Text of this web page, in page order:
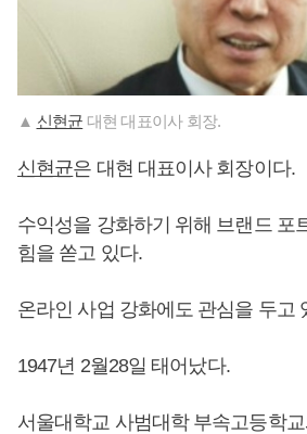
▲ 신현균 대현 대표이사 회장.
신현균은 대현 대표이사 회장이다.
수익성을 강화하기 위해 브랜드 포
힘을 쏟고 있다.
온라인 사업 강화에도 관심을 두고
1947년 2월28일 태어났다.
서울대학교 사범대학 부속고등학